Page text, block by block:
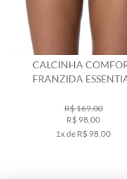
CALCINHA
FRANZIDA
R$ 169,00
R$ 98,00
1x de R$ 98,00